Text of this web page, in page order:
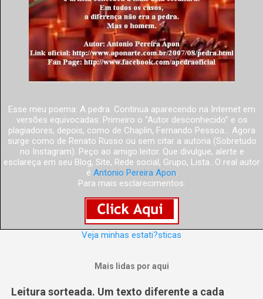
Esse meu poema: A pedra. Continua aparecendo na Internet em
versões equivocadas: Primeiro o “Autor desconhecido” e os
plagiadores, depois, como de Chaplin, Fernando Pessoa... Agora
surge como de Renato Russo ou sem citar a autoria (Sobretudo
no Instagram). Peço ao amigo leitor. Que divulgue, alerte e
esclareça em seu Blog, Site, Rede social, Grupo, Lista...O real autor
é Antonio Pereira Apon.
Para mais esclarecimentos:
Veja minhas estati?sticas
Mais lidas por aqui
Leitura sorteada. Um texto diferente a cada